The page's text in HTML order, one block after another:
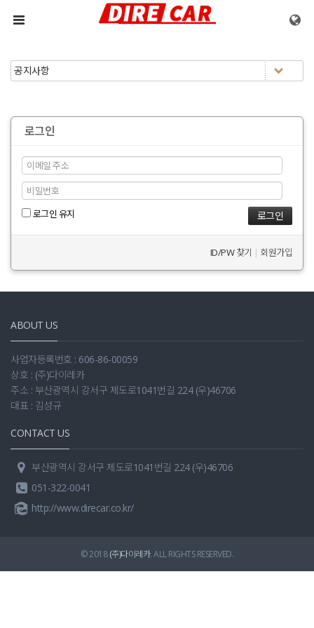
메뉴 건너뛰기
로그인
로그인 유지
ID/PW 찾기 | 회원가입
ABOUT US
사업자등록번호 : 606-86-00059
상호 : (주)다이레카
주소 : 부산광역시 강서구 제도로1041번길 224 (우)46706
대표 : 김성규
CONTACT US
부산광역시 강서구 제도로1041번길 224 (우)46706
051-322-0041
http://www.direcar.co.kr/
© 2018(주)다이레카. ALL RIGHTS RESERVED.